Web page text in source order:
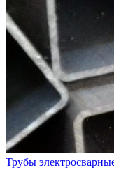
Трубы